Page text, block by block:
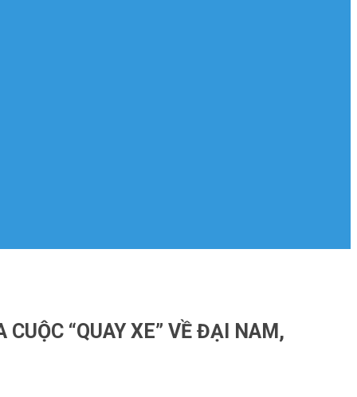
“QUAY XE” VỀ ĐẠI NAM,